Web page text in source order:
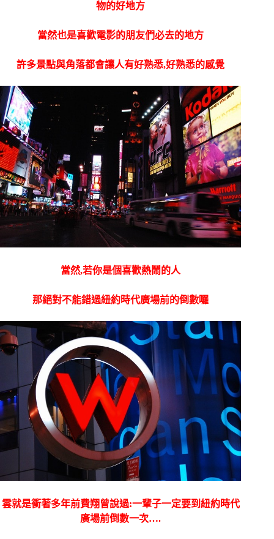
物的好地方
當然也是喜歡電影的朋友們必去的地方
許多景點與角落都會讓人有好熟悉,好熟悉的感覺
當然,若你是個喜歡熱鬧的人
那絕對不能錯過紐約時代廣場前的倒數囉
雲就是衝著多年前費翔曾說過:一輩子一定要到紐約時代
廣場前倒數一次….